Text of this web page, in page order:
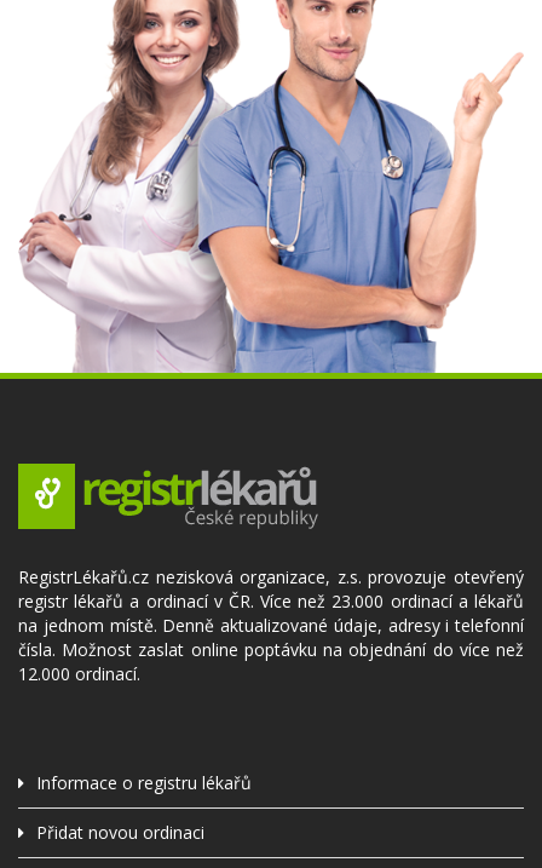
RegistrLékařů.cz nezisková organizace, z.s. provozuje otevřený
registr lékařů a ordinací v ČR. Více než 23.000 ordinací a lékařů
na jednom místě. Denně aktualizované údaje, adresy i telefonní
čísla. Možnost zaslat online poptávku na objednání do více než
12.000 ordinací.
Informace o registru lékařů
Přidat novou ordinaci